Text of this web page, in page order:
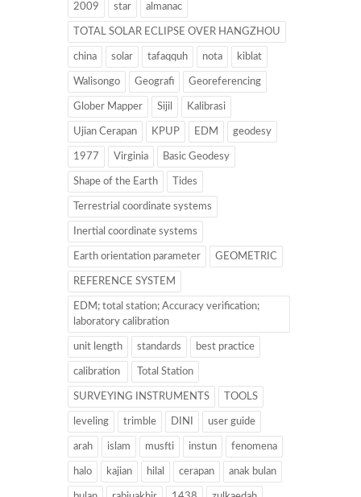
2009 star almanac
TOTAL SOLAR ECLIPSE OVER HANGZHOU
china solar tafaqquh nota kiblat
Walisongo Geografi Georeferencing
Glober Mapper Sijil Kalibrasi
Ujian Cerapan KPUP EDM geodesy
1977 Virginia Basic Geodesy
Shape of the Earth Tides
Terrestrial coordinate systems
Inertial coordinate systems
Earth orientation parameter GEOMETRIC
REFERENCE SYSTEM
EDM; total station; Accuracy verification;
laboratory calibration
unit length standards best practice
calibration Total Station
SURVEYING INSTRUMENTS TOOLS
leveling trimble DINI user guide
arah islam musfti instun fenomena
halo kajian hilal cerapan anak bulan